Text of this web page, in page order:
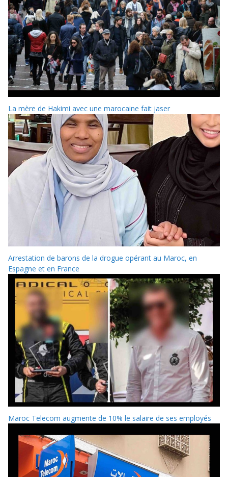
La mère de Hakimi avec une marocaine fait jaser
Arrestation de barons de la drogue opérant au Maroc, en
Espagne et en France
Maroc Telecom augmente de 10% le salaire de ses employés